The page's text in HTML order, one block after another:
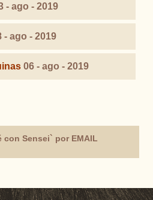
- ago - 2019
- ago - 2019
06 - ago - 2019
con Sensei` por EMAIL